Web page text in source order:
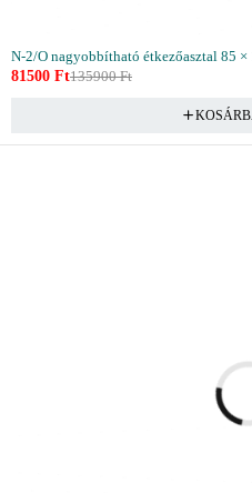
N-2/O nagyobbítható étkezőasztal 85 ×
135900Ft
81500 Ft